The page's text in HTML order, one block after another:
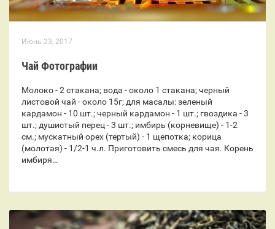
Июнь 23, 2017
Чай Фотографии
Молоко - 2 стакана; вода - около 1 стакана; черный
листовой чай - около 15г; для масалы: зеленый
кардамон - 10 шт.; черный кардамон - 1 шт.; гвоздика - 3
шт.; душистый перец - 3 шт.; имбирь (корневище) - 1-2
см.; мускатный орех (тертый) - 1 щепотка; корица
(молотая) - 1/2-1 ч.л. Приготовить смесь для чая. Корень
имбиря…